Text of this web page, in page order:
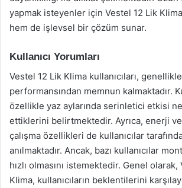
yapmak isteyenler için Vestel 12 Lik
hem de işlevsel bir çözüm sunar.
Kullanıcı Yorumları
Vestel 12 Lik Klima kullanıcıları,
performansından memnun kalmaktadır.
özellikle yaz aylarında serinletici etkisi
ettiklerini belirtmektedir. Ayrıca, enerji
çalışma özellikleri de kullanıcılar
anılmaktadır. Ancak, bazı kullanıcılar
hızlı olmasını istemektedir. Genel
Klima, kullanıcıların beklentilerini